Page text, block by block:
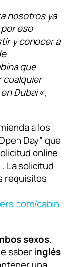
nosotros ya
eso
y conocer a
que
cualquier
Dubai«,
a los
Day” que
online
. La solicitud
requisitos
cabin
sexos.
saberinglés
una